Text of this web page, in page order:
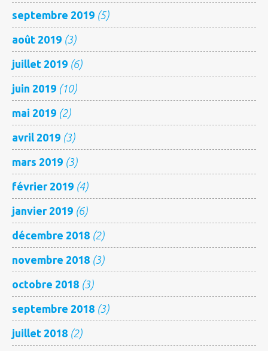
septembre 2019 (5)
août 2019 (3)
juillet 2019 (6)
juin 2019 (10)
mai 2019 (2)
avril 2019 (3)
mars 2019 (3)
février 2019 (4)
janvier 2019 (6)
décembre 2018 (2)
novembre 2018 (3)
octobre 2018 (3)
septembre 2018 (3)
juillet 2018 (2)